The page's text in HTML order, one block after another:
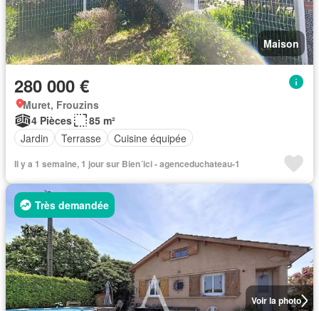
Maison
280 000 €
Muret, Frouzins
4 Pièces
85 m²
Jardin
Terrasse Cuisine équipée
Il y a 1 semaine, 1 jour sur Bien´ici - agenceduchateau-1
Voir la photo
Très demandée